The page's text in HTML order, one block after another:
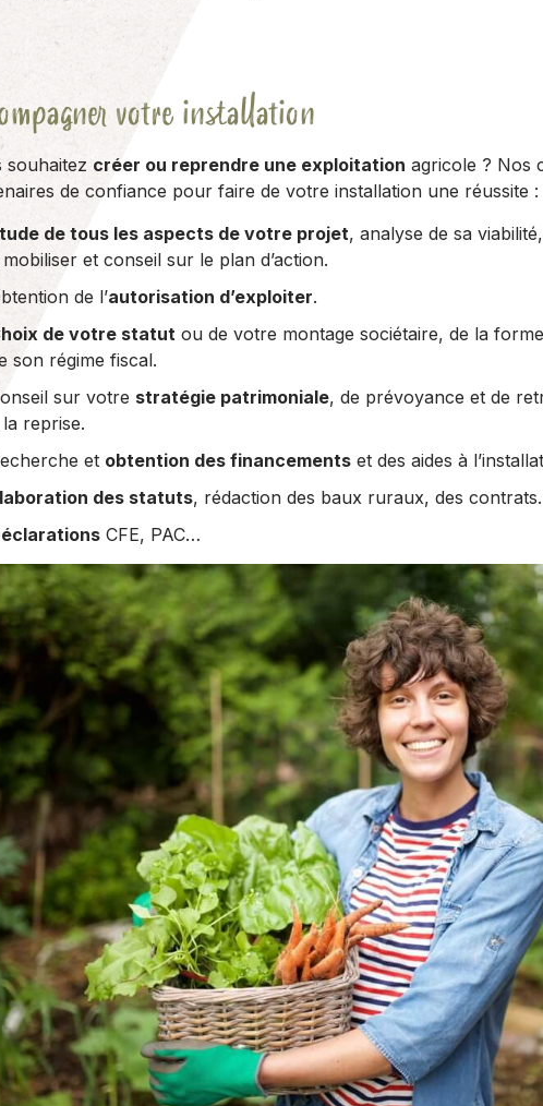
votre installation
souhaitez créer ou reprendre une exploitation agricole ? Nos
de confiance pour faire de votre installation une réussite :
de tous les aspects de votre projet, analyse de sa
et conseil sur le plan d’action.
de l’autorisation d’exploiter.
de votre statut ou de votre montage sociétaire, de la
son régime fiscal.
sur votre stratégie patrimoniale, de prévoyance et de
reprise.
et obtention des financements et des aides à
des statuts, rédaction des baux ruraux, des
CFE, PAC…